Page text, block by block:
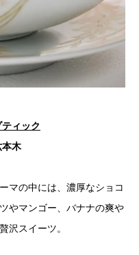
ィック
本木
マの中には、濃厚なショコ
やマンゴー、バナナの爽や
沢スイーツ。